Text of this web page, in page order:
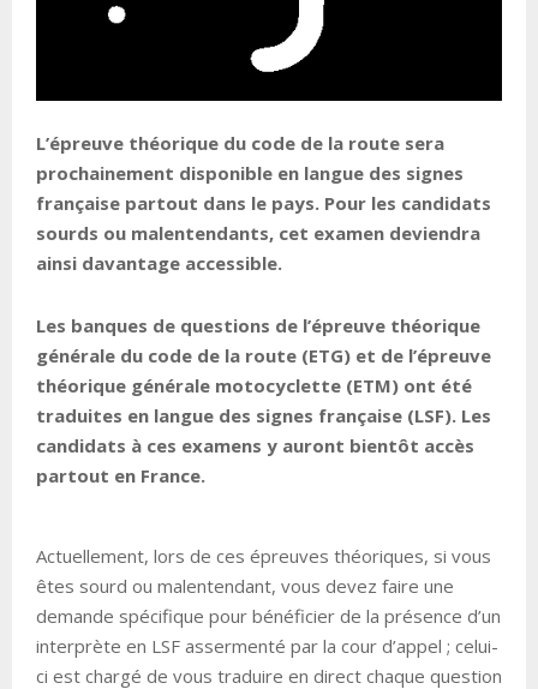
L’épreuve théorique du code de la route sera
prochainement disponible en langue des signes
française partout dans le pays. Pour les candidats
sourds ou malentendants, cet examen deviendra
ainsi davantage accessible.
Les banques de questions de l’épreuve théorique
générale du code de la route (ETG) et de l’épreuve
théorique générale motocyclette (ETM) ont été
traduites en langue des signes française (LSF). Les
candidats à ces examens y auront bientôt accès
partout en France.
Actuellement, lors de ces épreuves théoriques, si vous
êtes sourd ou malentendant, vous devez faire une
demande spécifique pour bénéficier de la présence d’un
interprète en LSF assermenté par la cour d’appel ; celui-
ci est chargé de vous traduire en direct chaque question